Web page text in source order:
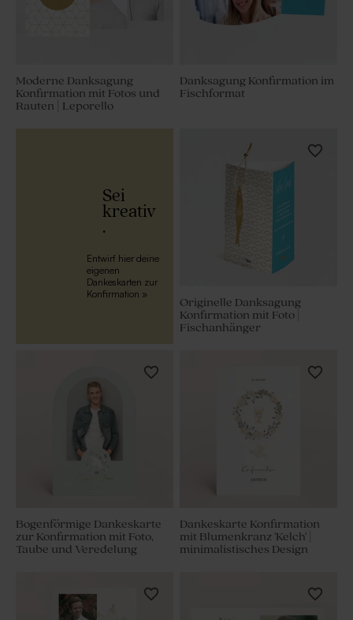
Sei
kreativ
.
Entwirf hier deine
eigenen
Dankeskarten zur
Konfirmation »
Moderne Danksagung
Konfirmation mit Fotos und
Rauten | Leporello
Danksagung Konfirmation im
Fischformat
Originelle Danksagung
Konfirmation mit Foto |
Fischanhänger
Bogenförmige Dankeskarte
zur Konfirmation mit Foto,
Taube und Veredelung
Dankeskarte Konfirmation
mit Blumenkranz 'Kelch' |
minimalistisches Design